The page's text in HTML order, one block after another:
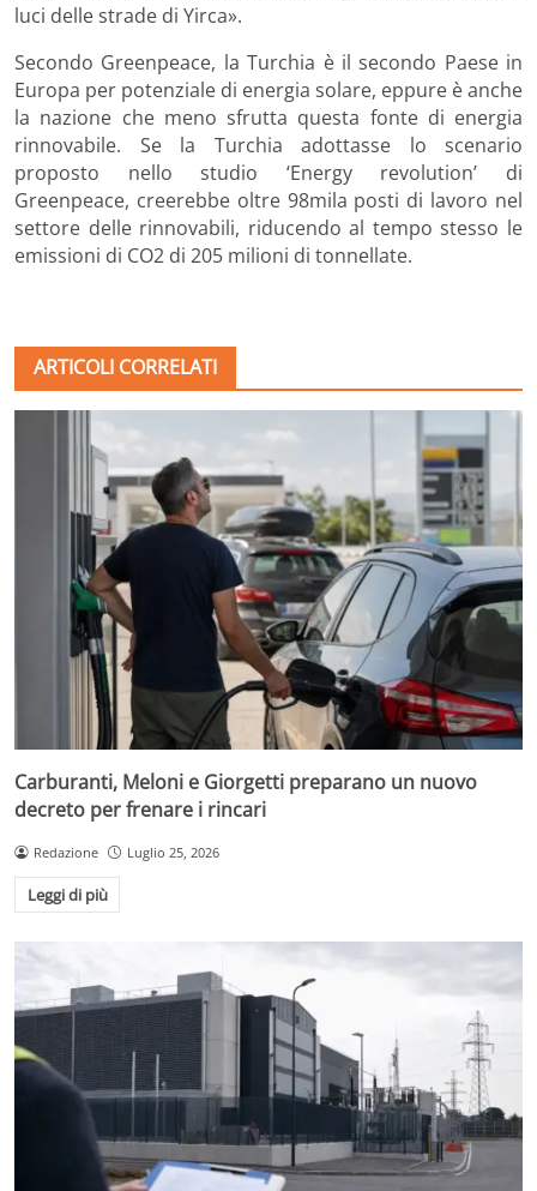
luci delle strade di Yirca».
Secondo Greenpeace, la Turchia è il secondo Paese in
Europa per potenziale di energia solare, eppure è anche
la nazione che meno sfrutta questa fonte di energia
rinnovabile. Se la Turchia adottasse lo scenario
proposto nello studio ‘Energy revolution’ di
Greenpeace, creerebbe oltre 98mila posti di lavoro nel
settore delle rinnovabili, riducendo al tempo stesso le
emissioni di CO2 di 205 milioni di tonnellate.
ARTICOLI CORRELATI
Carburanti, Meloni e Giorgetti preparano un nuovo
decreto per frenare i rincari
Redazione Luglio 25, 2026
Leggi di più